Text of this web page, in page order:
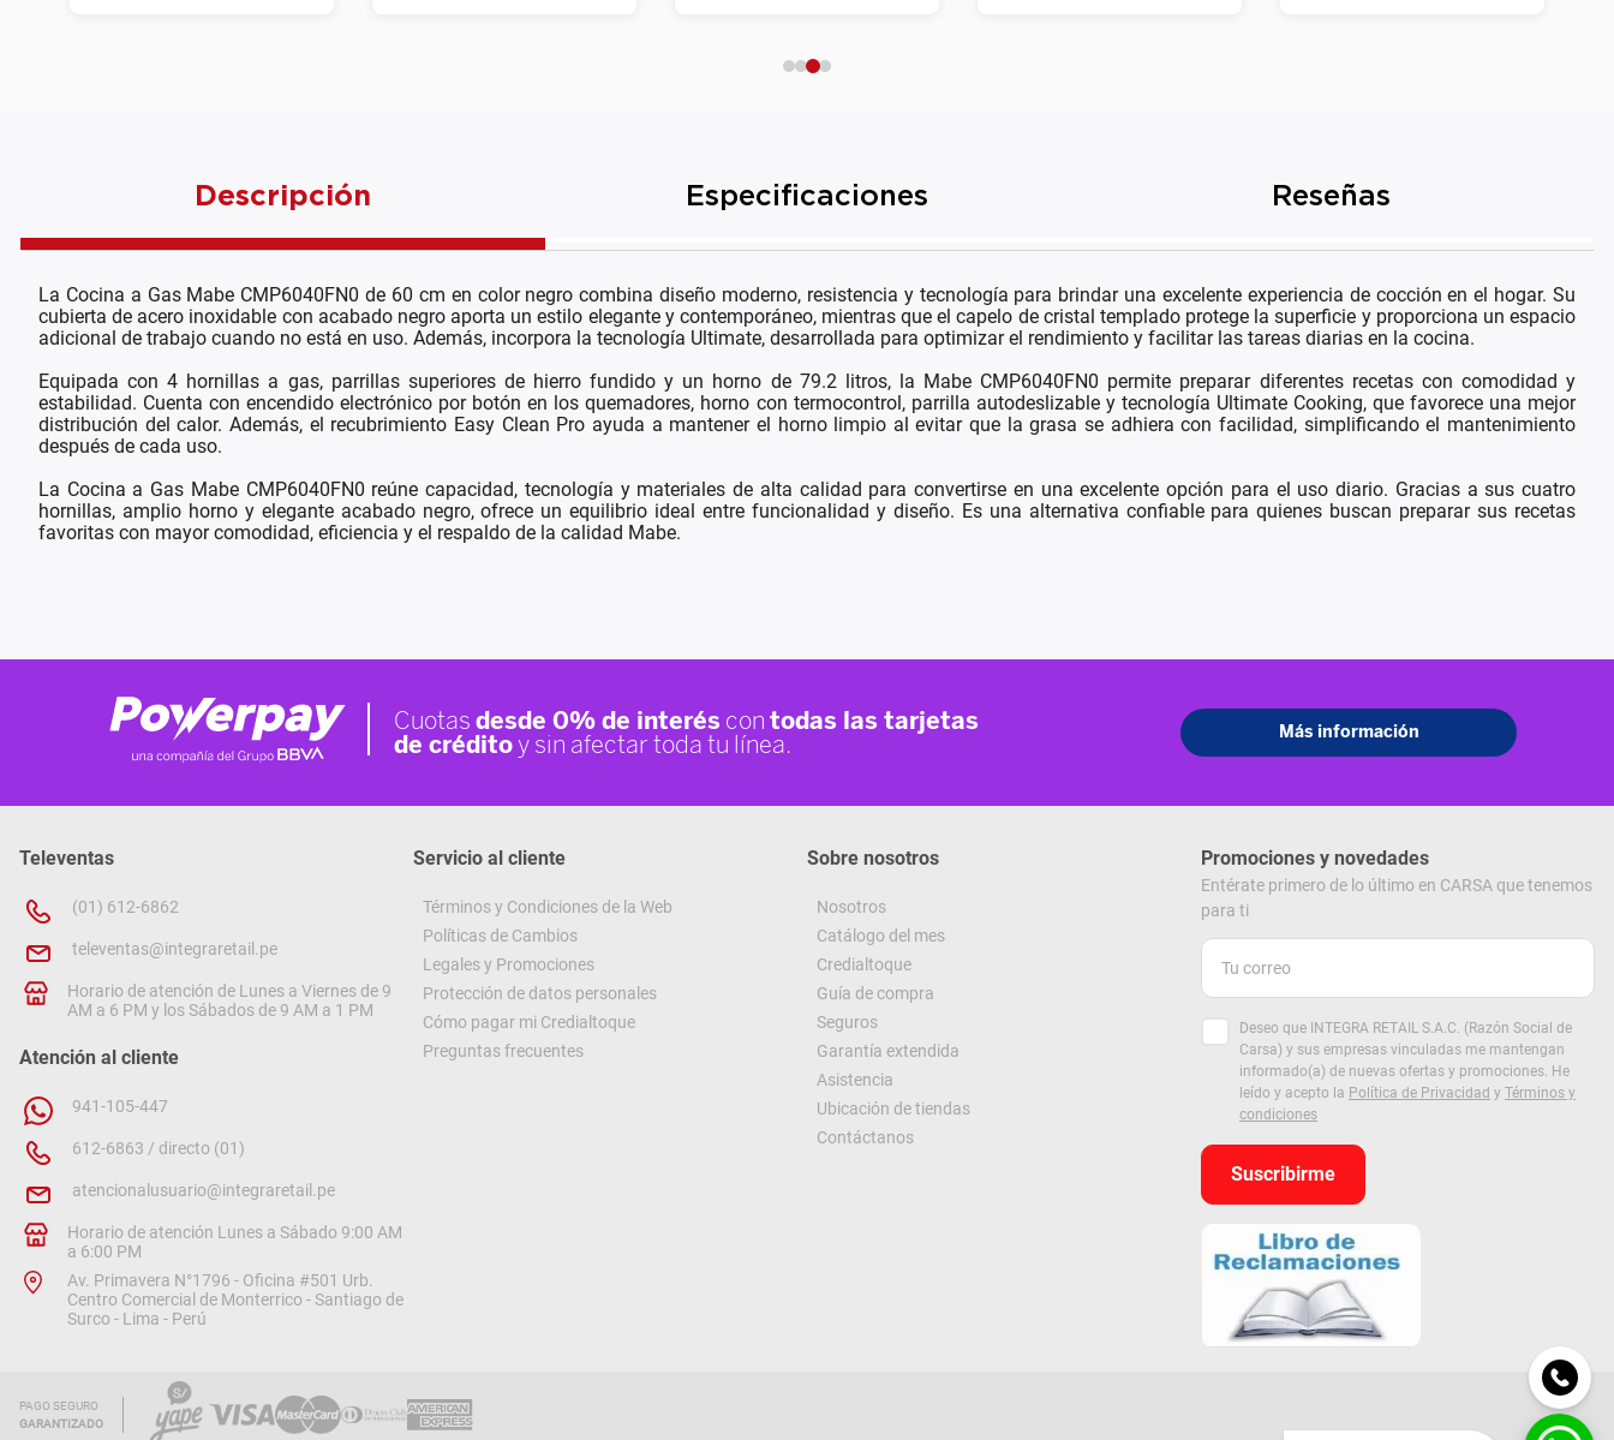
Descripción Especificaciones Reseñas
La Cocina a Gas Mabe CMP6040FN0 de 60 cm en color negro combina diseño moderno, resistencia y tecnología para brindar una excelente experiencia de cocción en el hogar. Su
cubierta de acero inoxidable con acabado negro aporta un estilo elegante y contemporáneo, mientras que el capelo de cristal templado protege la superficie y proporciona un espacio
adicional de trabajo cuando no está en uso. Además, incorpora la tecnología Ultimate, desarrollada para optimizar el rendimiento y facilitar las tareas diarias en la cocina.
Equipada con 4 hornillas a gas, parrillas superiores de hierro fundido y un horno de 79.2 litros, la Mabe CMP6040FN0 permite preparar diferentes recetas con comodidad y
estabilidad. Cuenta con encendido electrónico por botón en los quemadores, horno con termocontrol, parrilla autodeslizable y tecnología Ultimate Cooking, que favorece una mejor
distribución del calor. Además, el recubrimiento Easy Clean Pro ayuda a mantener el horno limpio al evitar que la grasa se adhiera con facilidad, simplificando el mantenimiento
después de cada uso.
La Cocina a Gas Mabe CMP6040FN0 reúne capacidad, tecnología y materiales de alta calidad para convertirse en una excelente opción para el uso diario. Gracias a sus cuatro
hornillas, amplio horno y elegante acabado negro, ofrece un equilibrio ideal entre funcionalidad y diseño. Es una alternativa confiable para quienes buscan preparar sus recetas
favoritas con mayor comodidad, eficiencia y el respaldo de la calidad Mabe.
Televentas
(01) 612-6862
televentas@integraretail.pe
Horario de atención de Lunes a Viernes de 9
AM a 6 PM y los Sábados de 9 AM a 1 PM
Atención al cliente
941-105-447
612-6863 / directo (01)
atencionalusuario@integraretail.pe
Horario de atención Lunes a Sábado 9:00 AM
a 6:00 PM
Av. Primavera N°1796 - Oficina #501 Urb.
Centro Comercial de Monterrico - Santiago de
Surco - Lima - Perú
Servicio al cliente
Términos y Condiciones de la Web
Políticas de Cambios
Legales y Promociones
Protección de datos personales
Cómo pagar mi Credialtoque
Preguntas frecuentes
Sobre nosotros
Nosotros
Catálogo del mes
Credialtoque
Guía de compra
Seguros
Garantía extendida
Asistencia
Ubicación de tiendas
Contáctanos
Promociones y novedades
Entérate primero de lo último en CARSA que tenemos
para ti
Deseo que INTEGRA RETAIL S.A.C. (Razón Social de
Carsa) y sus empresas vinculadas me mantengan
informado(a) de nuevas ofertas y promociones. He
leído y acepto la Política de Privacidad y Términos y
condiciones
Suscribirme
PAGO SEGURO
GARANTIZADO